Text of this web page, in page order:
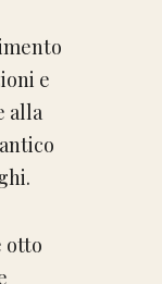
e
alla
otto